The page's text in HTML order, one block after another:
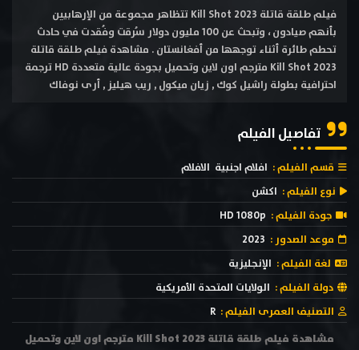
فيلم طلقة قاتلة Kill Shot 2023 تتظاهر مجموعة من الإرهابيين
بأنهم صيادون ، وتبحث عن 100 مليون دولار سُرقت وفُقدت في حادث
تحطم طائرة أثناء توجهها من أفغانستان . مشاهدة فيلم طلقة قاتلة
Kill Shot 2023 مترجم اون لاين وتحميل بجودة عالية متعددة HD ترجمة
احترافية بطولة راشيل كوك , زيان ميكول , ريب هيليز , أرى نوفاك
تفاصيل الفيلم
قسم الفيلم : افلام اجنبية الافلام
نوع الفيلم : اكشن
جودة الفيلم : HD 1080p
موعد الصدور : 2023
لغة الفيلم : الإنجليزية
دولة الفيلم : الولايات المتحدة الأمريكية
التصنيف العمرى الفيلم : R
مشاهدة فيلم طلقة قاتلة Kill Shot 2023 مترجم اون لاين وتحميل